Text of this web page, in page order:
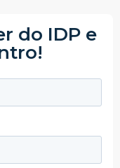
do IDP e